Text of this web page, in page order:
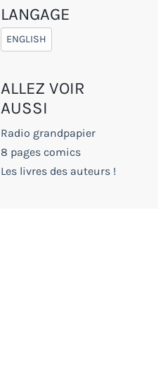
LANGAGE
ENGLISH
ALLEZ VOIR
AUSSI
Radio grandpapier
8 pages comics
Les livres des auteurs !